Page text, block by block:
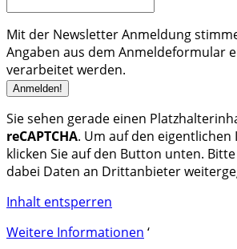
Mit der Newsletter Anmeldung
Angaben aus dem Anmeldeformular
verarbeitet werden.
Sie sehen gerade einen
reCAPTCHA. Um auf den eigentlichen
klicken Sie auf den Button unten.
dabei Daten an Drittanbieter
Inhalt entsperren
Weitere Informationen ‘